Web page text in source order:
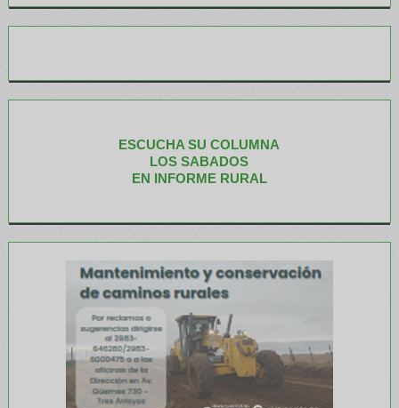
ESCUCHA SU COLUMNA
LOS SABADOS
EN INFORME RURAL